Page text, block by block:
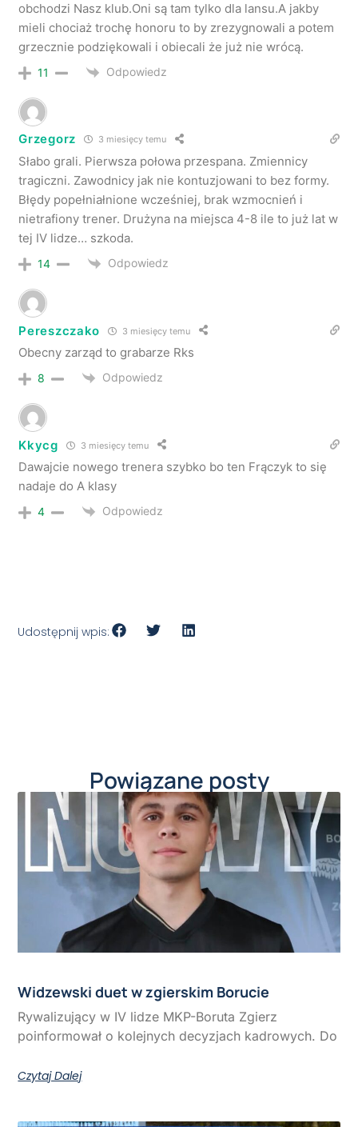
obchodzi Nasz klub.Oni są tam tylko dla lansu.A jakby
mieli chociaż trochę honoru to by zrezygnowali a potem
grzecznie podziękowali i obiecali że już nie wrócą.
11 Odpowiedz
Grzegorz 3 miesięcy temu
Słabo grali. Pierwsza połowa przespana. Zmiennicy
tragiczni. Zawodnicy jak nie kontuzjowani to bez formy.
Błędy popełniałnione wcześniej, brak wzmocnień i
nietrafiony trener. Drużyna na miejsca 4-8 ile to już lat w
tej IV lidze… szkoda.
14 Odpowiedz
Pereszczako 3 miesięcy temu
Obecny zarząd to grabarze Rks
8 Odpowiedz
Kkycg 3 miesięcy temu
Dawajcie nowego trenera szybko bo ten Frączyk to się
nadaje do A klasy
4 Odpowiedz
Udostępnij wpis:
Powiązane posty
Widzewski duet w zgierskim Borucie
Rywalizujący w IV lidze MKP-Boruta Zgierz
poinformował o kolejnych decyzjach kadrowych. Do
Czytaj Dalej